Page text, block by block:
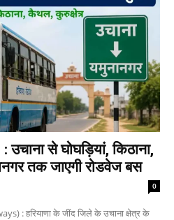
से घोघड़ियां, किठाना,
तक जाएगी रोडवेज बस
0
: हरियाणा के जींद जिले के उचाना क्षेत्र के